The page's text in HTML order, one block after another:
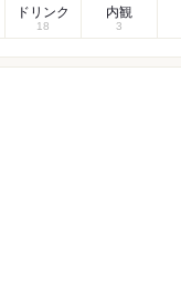
ドリンク
18
内観
3